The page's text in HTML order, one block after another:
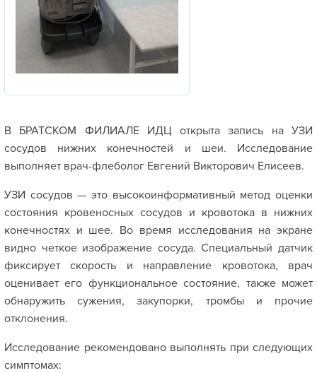
В БРАТСКОМ ФИЛИАЛЕ ИДЦ открыта запись на УЗИ
сосудов нижних конечностей и шеи. Исследование
выполняет врач-флеболог Евгений Викторович Елисеев.
УЗИ сосудов — это высокоинформативный метод оценки
состояния кровеносных сосудов и кровотока в нижних
конечностях и шее. Во время исследования на экране
видно четкое изображение сосуда. Специальный датчик
фиксирует скорость и направление кровотока, врач
оценивает его функциональное состояние, также может
обнаружить сужения, закупорки, тромбы и прочие
отклонения.
Исследование рекомендовано выполнять при следующих
симптомах: